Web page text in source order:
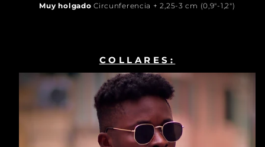
Muy holgado Circunferencia + 2,25-3 cm (0,9"-1,2")
COLLARES: